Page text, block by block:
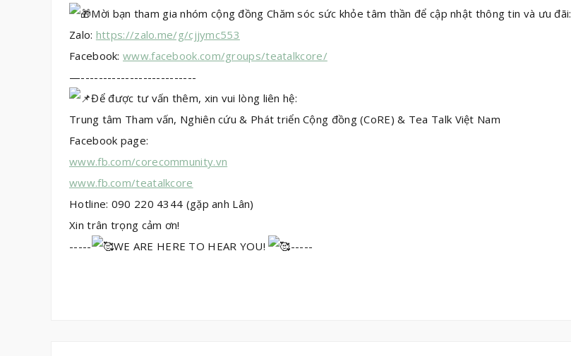
Mời bạn tham gia nhóm cộng đồng Chăm sóc sức khỏe tâm thần để cập nhật thông tin và ưu đãi:
Zalo: https://zalo.me/g/cjjymc553
Facebook:www.facebook.com/groups/teatalkcore/
—--------------------------
Để được tư vấn thêm, xin vui lòng liên hệ:
Trung tâm Tham vấn, Nghiên cứu & Phát triển Cộng đồng (CoRE) & Tea Talk Việt Nam
Facebook page:
www.fb.com/corecommunity.vn
www.fb.com/teatalkcore
Hotline: 090 220 4344 (gặp anh Lân)
Xin trân trọng cảm ơn!
-----
WE ARE HERE TO HEAR YOU! -----